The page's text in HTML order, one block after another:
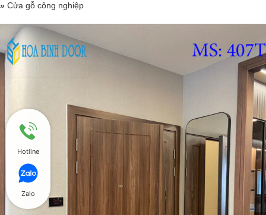
» Cửa gỗ công nghiệp
Hotline
Zalo